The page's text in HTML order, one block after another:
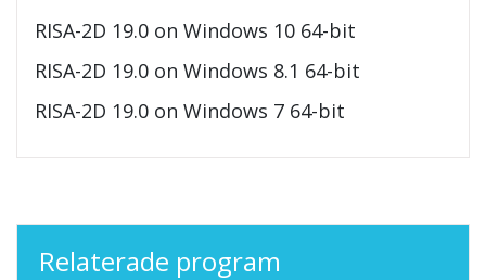
RISA-2D 19.0 on Windows 10 64-bit
RISA-2D 19.0 on Windows 8.1 64-bit
RISA-2D 19.0 on Windows 7 64-bit
Relaterade program